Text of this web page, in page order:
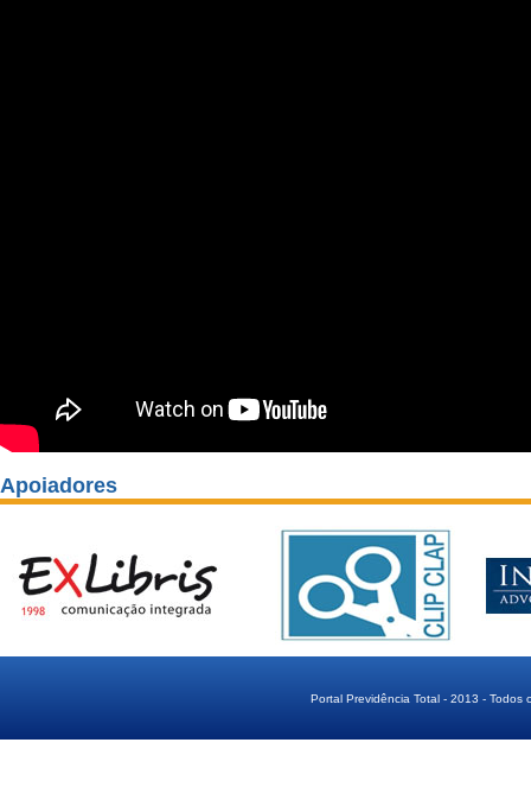
Apoiadores
Portal Previdência Total - 2013 - Todos